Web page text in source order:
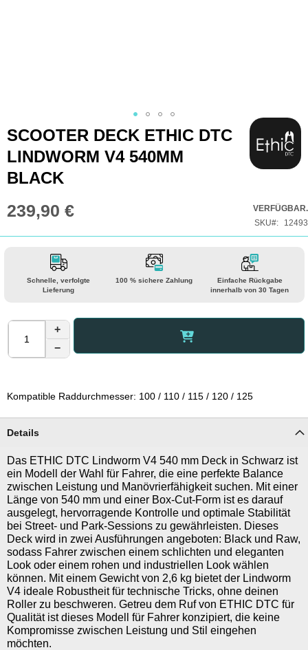
Zum
Anfang
der
Bildgalerie
SCOOTER DECK ETHIC DTC
LINDWORM V4 540MM
BLACK
239,90 €
VERFÜGBAR.
SKU
12493
Schnelle, verfolgte
Lieferung
100 % sichere Zahlung
Einfache Rückgabe
innerhalb von 30 Tagen
+
−
Kompatible Raddurchmesser: 100 / 110 / 115 / 120 / 125
Details
Das ETHIC DTC Lindworm V4 540 mm Deck in Schwarz ist
ein Modell der Wahl für Fahrer, die eine perfekte Balance
zwischen Leistung und Manövrierfähigkeit suchen. Mit einer
Länge von 540 mm und einer Box-Cut-Form ist es darauf
ausgelegt, hervorragende Kontrolle und optimale Stabilität
bei Street- und Park-Sessions zu gewährleisten. Dieses
Deck wird in zwei Ausführungen angeboten: Black und Raw,
sodass Fahrer zwischen einem schlichten und eleganten
Look oder einem rohen und industriellen Look wählen
können. Mit einem Gewicht von 2,6 kg bietet der Lindworm
V4 ideale Robustheit für technische Tricks, ohne deinen
Roller zu beschweren. Getreu dem Ruf von ETHIC DTC für
Qualität ist dieses Modell für Fahrer konzipiert, die keine
Kompromisse zwischen Leistung und Stil eingehen
möchten.